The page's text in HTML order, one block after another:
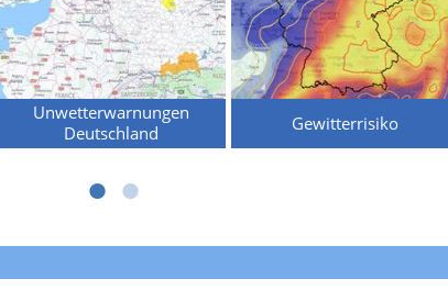
Unwetterwarnungen
Deutschland
Gewitterrisiko